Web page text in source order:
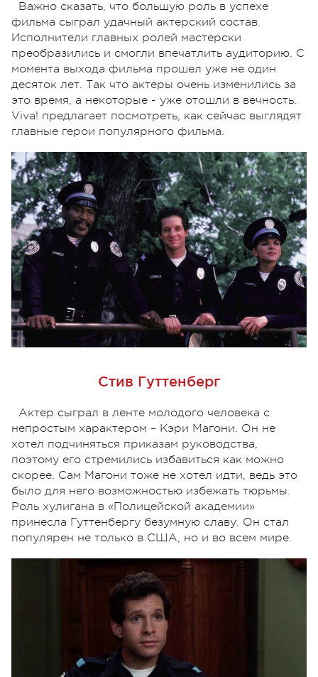
Важно сказать, что большую роль в успехе
фильма сыграл удачный актерский состав.
Исполнители главных ролей мастерски
преобразились и смогли впечатлить аудиторию. С
момента выхода фильма прошел уже не один
десяток лет. Так что актеры очень изменились за
это время, а некоторые - уже отошли в вечность.
Viva! предлагает посмотреть, как сейчас выглядят
главные герои популярного фильма.
Стив Гуттенберг
Актер сыграл в ленте молодого человека с
непростым характером – Кэри Магони. Он не
хотел подчиняться приказам руководства,
поэтому его стремились избавиться как можно
скорее. Сам Магони тоже не хотел идти, ведь это
было для него возможностью избежать тюрьмы.
Роль хулигана в «Полицейской академии»
принесла Гуттенбергу безумную славу. Он стал
популярен не только в США, но и во всем мире.